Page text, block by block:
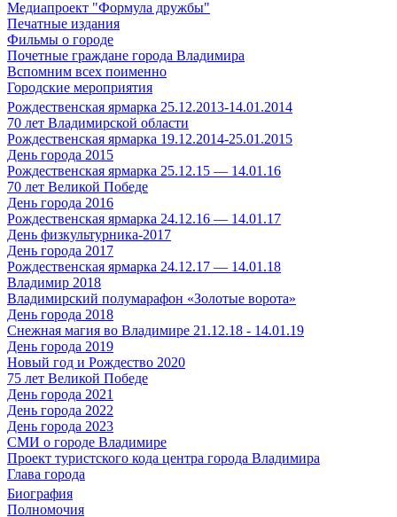
Медиапроект "Формула дружбы"
Печатные издания
Фильмы о городе
Почетные граждане города Владимира
Вспомним всех поименно
Городские мероприятия
Рождественская ярмарка 25.12.2013-14.01.2014
70 лет Владимирской области
Рождественская ярмарка 19.12.2014-25.01.2015
День города 2015
Рождественская ярмарка 25.12.15 — 14.01.16
70 лет Великой Победе
День города 2016
Рождественская ярмарка 24.12.16 — 14.01.17
День физкультурника-2017
День города 2017
Рождественская ярмарка 24.12.17 — 14.01.18
Владимир 2018
Владимирский полумарафон «Золотые ворота»
День города 2018
Снежная магия во Владимире 21.12.18 - 14.01.19
День города 2019
Новый год и Рождество 2020
75 лет Великой Победе
День города 2021
День города 2022
День города 2023
СМИ о городе Владимире
Проект туристского кода центра города Владимира
Глава города
Биография
Полномочия